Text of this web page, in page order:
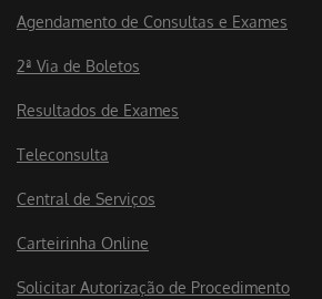
Agendamento de Consultas e Exames
2ª Via de Boletos
Resultados de Exames
Teleconsulta
Central de Serviços
Carteirinha Online
Solicitar Autorização de Procedimento